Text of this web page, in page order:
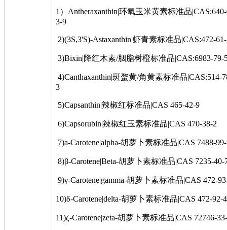
1）Antheraxanthin|环氧玉米黄素标准品
3-9
2)(3S,3'S)-Astaxanthin|虾青素标准品|CAS:472-
3)Bixin|降红木素/胭脂树橙标准品|CAS:6983-79-
4)Canthaxanthin|斑蝥黄/角黄素标准品|CAS:514-
3
5)Capsanthin|辣椒红标准品|CAS 465-42-9
6)Capsorubin|辣椒红玉素标准品|CAS 470-38-2
7)a-Carotene|alpha-胡萝卜素标准品|CAS 7488-
8)β-Carotene|Beta-胡萝卜素标准品|CAS 7235-40-
9)γ-Carotene|gamma-胡萝卜素标准品|CAS 472-
10)δ-Carotene|delta-胡萝卜素标准品|CAS 472-92-4
11)ζ-Carotene|zeta-胡萝卜素标准品|CAS 72746-